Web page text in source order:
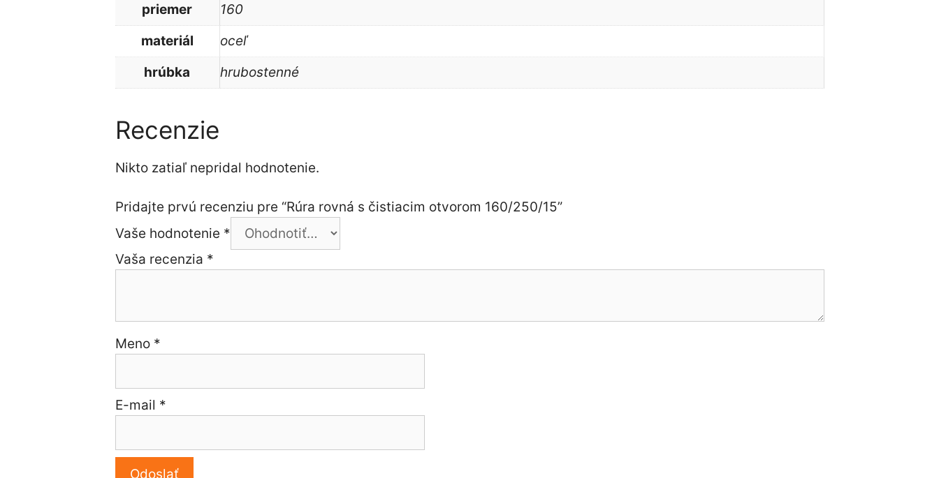
priemer
160
materiál
oceľ
hrúbka
hrubostenné
Recenzie
Nikto zatiaľ nepridal hodnotenie.
Pridajte prvú recenziu pre “Rúra rovná s čistiacim otvorom 160/250/15”
Vaše hodnotenie *
Vaša recenzia *
Meno *
E-mail *